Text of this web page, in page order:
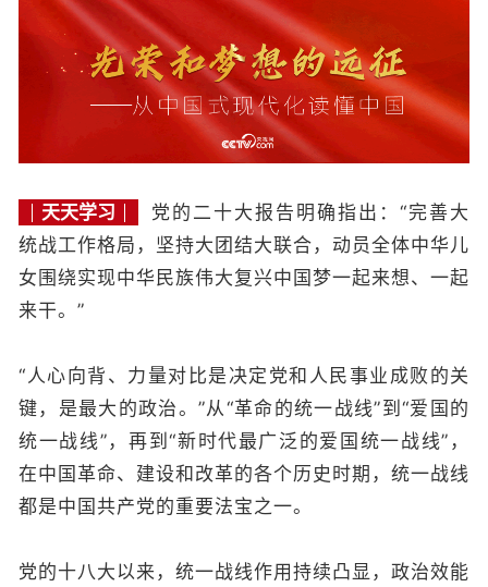
天天学习
党的二十大报告明确指出：“完善大
统战工作格局，坚持大团结大联合，动员全体中华儿
女围绕实现中华民族伟大复兴中国梦一起来想、一起
来干。”
“人心向背、力量对比是决定党和人民事业成败的关
键，是最大的政治。”从“革命的统一战线”到“爱国的
统一战线”，再到“新时代最广泛的爱国统一战线”，
在中国革命、建设和改革的各个历史时期，统一战线
都是中国共产党的重要法宝之一。
党的十八大以来，统一战线作用持续凸显，政治效能